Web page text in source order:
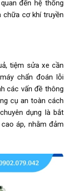
đến hệ thống
cơ khí truyền
tiệm sửa xe cần
chẩn đoán lỗi
các vấn đề thông
cụ an toàn cách
dụng là bắt
áp, nhằm đảm